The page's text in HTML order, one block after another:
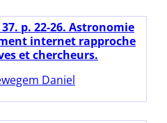
37. p. 22-26. Astronomie
internet rapproche
et chercheurs.
Daniel